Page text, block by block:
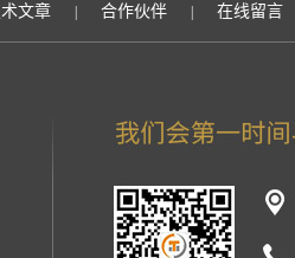
文章 合作伙伴 在线留言